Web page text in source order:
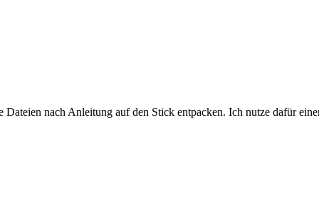
nach Anleitung auf den Stick entpacken. Ich nutze dafür